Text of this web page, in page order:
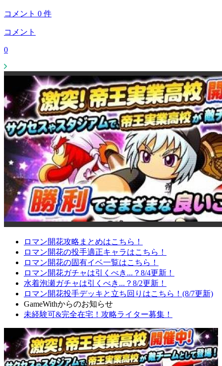
コメント 0 件
コメント
0
ロマン開花攻略まとめはこちら！
ロマン開花の投手適正キャラはこちら！
ロマン開花の固有イベ一覧はこちら！
ロマン開花ガチャは引くべき...？8/4更新！
水着泡瀬ガチャは引くべき...？8/2更新！
ロマン開花投手デッキと立ち回りはこちら！(8/7更新)
GameWithからのお知らせ
未経験可&完全在宅！攻略ライター募集！